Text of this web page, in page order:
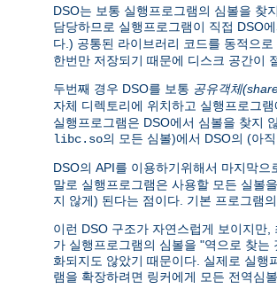
DSO는 보통 실행프로그램의 심볼을 찾
담당하므로 실행프로그램이 직접 DSO
다.) 공통된 라이브러리 코드를 동적으
한번만 저장되기 때문에 디스크 공간이
두번째 경우 DSO를 보통 공유객체
자체 디렉토리에 위치하고 실행프로그
실행프로그램은 DSO에서 심볼을 찾지
libc.so의 모든 심볼)에서 DSO의 (아
DSO의 API를 이용하기위해서 마지막으
말로 실행프로그램은 사용할 모든 실볼
지 않게) 된다는 점이다. 기본 프로그램
이런 DSO 구조가 자연스럽게 보이지만
가 실행프로그램의 심볼을 "역으로 찾
화되지도 않았기 때문이다. 실제로 실행
램을 확장하려면 링커에게 모든 전역심